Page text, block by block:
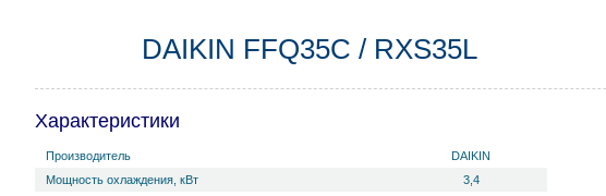
DAIKIN FFQ35C / RXS35L
Характеристики
Производитель
DAIKIN
Мощность охлаждения, кВт
3,4